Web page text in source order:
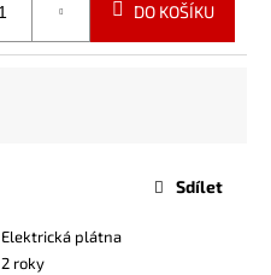
DO KOŠÍKU
Elektrická plátna
2 roky
Sdílet